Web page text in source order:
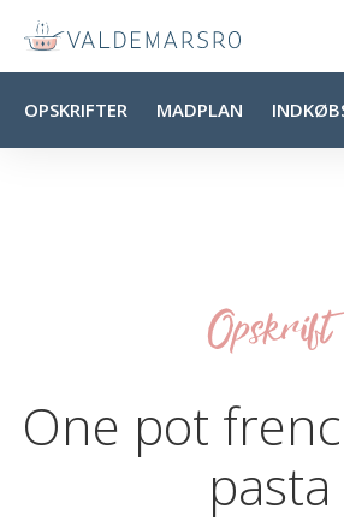
OPSKRIFTER MADPLAN
Opskrift
One pot
pasta